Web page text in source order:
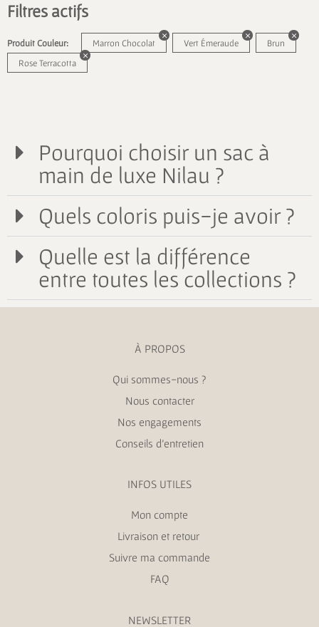
Filtres actifs
Produit Couleur: Marron Chocolat Vert Émeraude
Brun
Rose Terracotta
Pourquoi choisir un sac à
main de luxe Nilau ?
Quels coloris puis-je avoir ?
Quelle est la différence
entre toutes les collections ?
À PROPOS
Qui sommes-nous ?
Nous contacter
Nos engagements
Conseils d’entretien
INFOS UTILES
Mon compte
Livraison et retour
Suivre ma commande
FAQ
NEWSLETTER